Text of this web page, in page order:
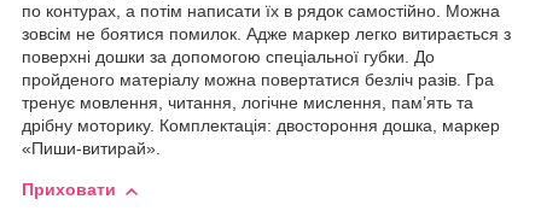
по контурах, а потім написати їх в рядок самостійно. Можна
зовсім не боятися помилок. Адже маркер легко витирається з
поверхні дошки за допомогою спеціальної губки. До
пройденого матеріалу можна повертатися безліч разів. Гра
тренує мовлення, читання, логічне мислення, пам’ять та
дрібну моторику. Комплектація: двостороння дошка, маркер
«Пиши-витирай».
Приховати